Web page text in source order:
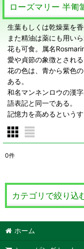
ローズマリー 半匍
生葉もしくは乾燥葉を香
また精油は薬にも用いら
花も可食。属名
愛や貞節の象徴とされる
花の色は、青から紫色
ある。
和名マンネンロウの漢
語表記と同一である。
記憶力を高めるという
表示数
在庫あり
並び順:
0件
カテゴリで絞り込
ローズマリー 立性種
ホーム